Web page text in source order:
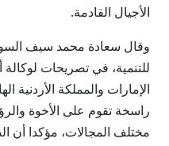
الأجيال القادمة.
وقال سعادة محمد سيف
للتنمية، في تصريحات لوكالة
الإمارات والمملكة الأردنية
راسخة تقوم على الأخوة
مختلف المجالات، مؤكدا